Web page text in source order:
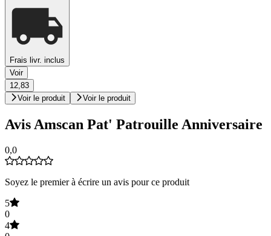
Frais livr. inclus
Voir
12,83
Voir le produit
Voir le produit
Avis Amscan Pat' Patrouille Anniversaire
0,0
Soyez le premier à écrire un avis pour ce produit
5
0
4